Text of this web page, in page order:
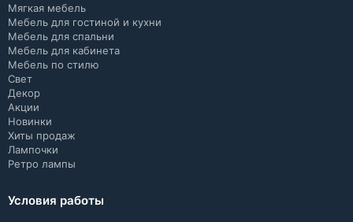
Мягкая мебель
Мебель для гостиной и кухни
Мебель для спальни
Мебель для кабинета
Мебель по стилю
Свет
Декор
Акции
Новинки
Хиты продаж
Лампочки
Ретро лампы
Условия работы